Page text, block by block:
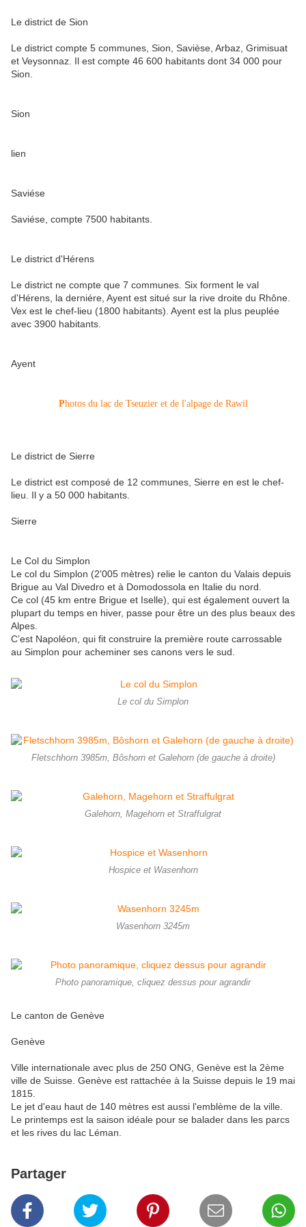
Le district de Sion
Le district compte 5 communes, Sion, Savièse, Arbaz, Grimisuat
et Veysonnaz. Il est compte 46 600 habitants dont 34 000 pour
Sion.
Sion
lien
Saviése
Saviése, compte 7500 habitants.
Le district d'Hérens
Le district ne compte que 7 communes. Six forment le val
d'Hérens, la derniére, Ayent est situé sur la rive droite du Rhône.
Vex est le chef-lieu (1800 habitants). Ayent est la plus peuplée
avec 3900 habitants.
Ayent
Photos du lac de Tseuzier et de l'alpage de Rawil
Le district de Sierre
Le district est composé de 12 communes, Sierre en est le chef-
lieu. Il y a 50 000 habitants.
Sierre
Le Col du Simplon
Le col du Simplon (2'005 mètres) relie le canton du Valais depuis
Brigue au Val Divedro et à Domodossola en Italie du nord.
Ce col (45 km entre Brigue et Iselle), qui est également ouvert la
plupart du temps en hiver, passe pour être un des plus beaux des
Alpes.
C’est Napoléon, qui fit construire la première route carrossable
au Simplon pour acheminer ses canons vers le sud.
Le col du Simplon
Fletschhorn 3985m, Bôshorn et Galehorn (de gauche à droite)
Galehorn, Magehorn et Straffulgrat
Hospice et Wasenhorn
Wasenhorn 3245m
Photo panoramique, cliquez dessus pour agrandir
Le canton de Genève
Genève
Ville internationale avec plus de 250 ONG, Genève est la 2ème
ville de Suisse. Genève est rattachée à la Suisse depuis le 19 mai
1815.
Le jet d'eau haut de 140 mètres est aussi l'emblème de la ville.
Le printemps est la saison idéale pour se balader dans les parcs
et les rives du lac Léman.
Partager